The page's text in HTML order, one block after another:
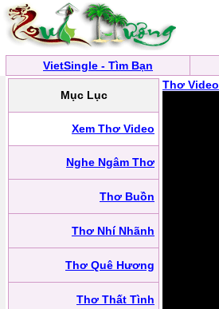
VietSingle - Tìm Bạn
Mục Lục
Xem Thơ Video
Nghe Ngâm Thơ
Thơ Buồn
Thơ Nhí Nhãnh
Thơ Quê Hương
Thơ Thất Tình
Thơ Video